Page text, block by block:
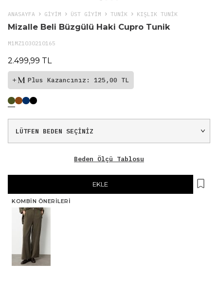
ANASAYFA GIYIM ÜST GİYİM TUNIK KIŞLIK TUNIK
Mizalle Beli Büzgülü Haki Cupro Tunik
M1MZ1030210165
2.499,99 TL
Plus Kazancınız: 125,00 TL
Beden Ölçü Tablosu
EKLE
KOMBIN ÖNERILERI